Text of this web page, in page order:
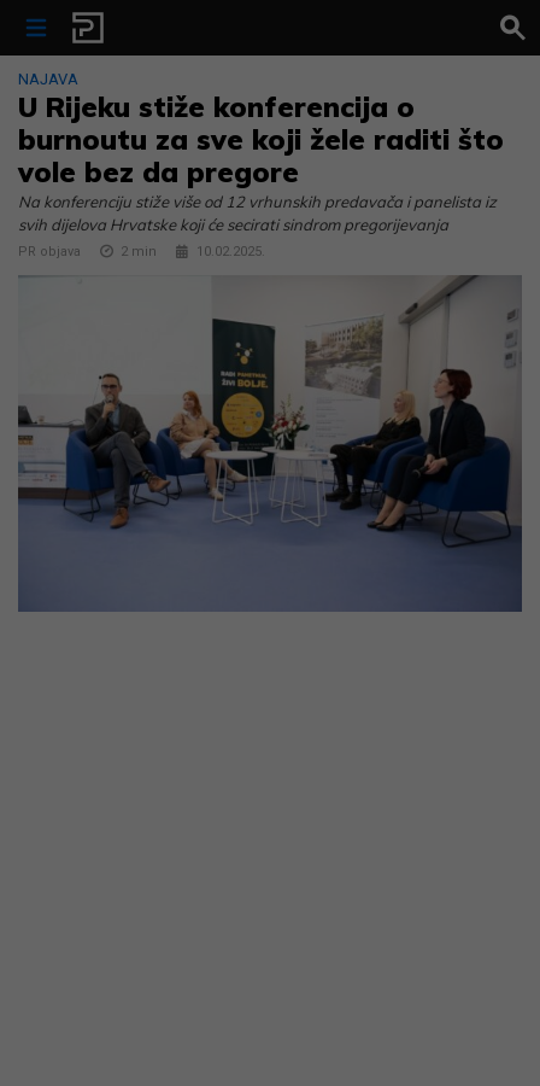
Skip to content
NAJAVA
U Rijeku stiže konferencija o
burnoutu za sve koji žele raditi što
vole bez da pregore
Na konferenciju stiže više od 12 vrhunskih predavača i panelista iz
svih dijelova Hrvatske koji će secirati sindrom pregorijevanja
PR objava 2 min 10.02.2025.